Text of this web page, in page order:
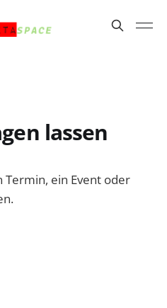
lassen
Termin, ein Event oder